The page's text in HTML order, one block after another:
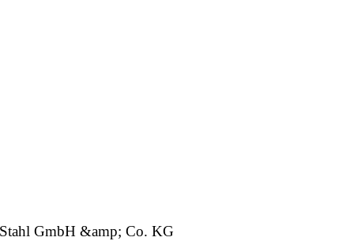
GmbH &amp; Co. KG